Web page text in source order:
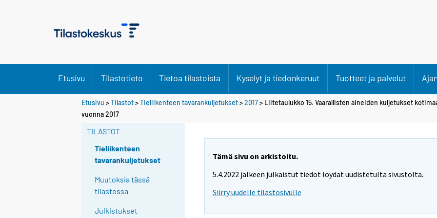
Etusivu Tilastotieto Tietoa tilastoista Kyselyt ja tiedonkeruut Tuotteet ja palvelut
Etusivu >Tilastot>Tieliikenteen tavarankuljetukset>2017> Liitetaulukko 15. Vaarallisten aineiden kuljetukset
vuonna 2017
TILASTOT
Tieliikenteen
tavarankuljetukset
Muutoksia tässä
tilastossa
Julkistukset
Tämä sivu on arkistoitu.
5.4.2022 jälkeen julkaistut tiedot löydät uudistetulta sivustolta.
Siirry uudelle tilastosivulle